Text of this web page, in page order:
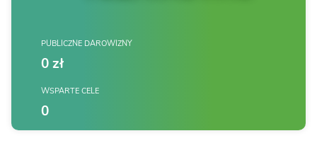
PUBLICZNE DAROWIZNY
0 zł
WSPARTE CELE
0